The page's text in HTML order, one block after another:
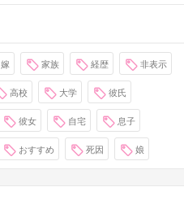
嫁 家族 経歴 非表示
高校 大学 彼氏
彼女 自宅 息子
おすすめ 死因 娘